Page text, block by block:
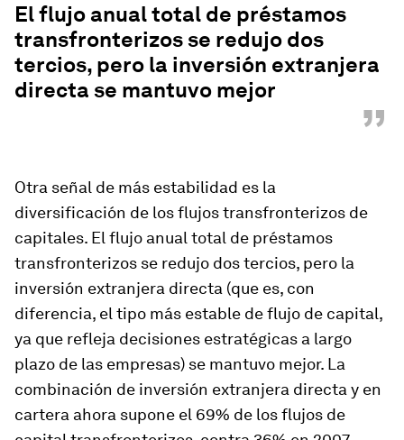
El flujo anual total de préstamos
transfronterizos se redujo dos
tercios, pero la inversión extranjera
directa se mantuvo mejor
”
Otra señal de más estabilidad es la
diversificación de los flujos transfronterizos de
capitales. El flujo anual total de préstamos
transfronterizos se redujo dos tercios, pero la
inversión extranjera directa (que es, con
diferencia, el tipo más estable de flujo de capital,
ya que refleja decisiones estratégicas a largo
plazo de las empresas) se mantuvo mejor. La
combinación de inversión extranjera directa y en
cartera ahora supone el 69% de los flujos de